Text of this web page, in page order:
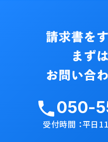
050-
受付時間 ：平日